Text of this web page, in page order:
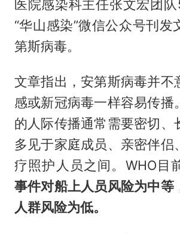
医院感染科主任张文宏团
“华山感染”微信公众号刊发
第斯病毒。
文章指出，安第斯病毒并不
感或新冠病毒一样容易传播
的人际传播通常需要密切、
多见于家庭成员、亲密伴侣
疗照护人员之间。WHO目
事件对船上人员风险为中等
人群风险为低。